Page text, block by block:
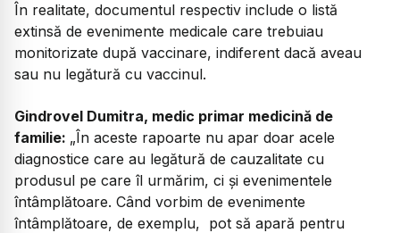
În realitate, documentul respectiv include o listă
extinsă de evenimente medicale care trebuiau
monitorizate după vaccinare, indiferent dacă aveau
sau nu legătură cu vaccinul.
Gindrovel Dumitra, medic primar medicină de
familie: „În aceste rapoarte nu apar doar acele
diagnostice care au legătură de cauzalitate cu
produsul pe care îl urmărim, ci și evenimentele
întâmplătoare. Când vorbim de evenimente
întâmplătoare, de exemplu, pot să apară pentru